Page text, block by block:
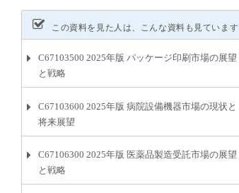
この資料を見た人は、こんな資料も見ています
C67103500 2025年版 パッケージ印刷市場の展望
と戦略
C67103600 2025年版 病院設備機器市場の現状と
将来展望
C67106300 2025年版 医薬品製造受託市場の展望
と戦略